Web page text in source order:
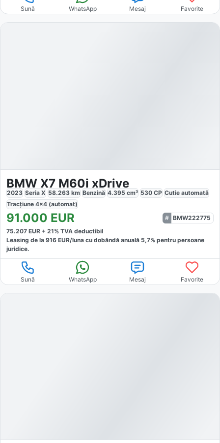
Sună WhatsApp Mesaj Favorite
BMW X7 M60i xDrive
2023 Seria X 58.263 km Benzină 4.395 cm³ 530 CP Cutie automată
Tracțiune 4x4 (automat)
91.000 EUR
BMW222775
75.207 EUR + 21% TVA deductibil
Leasing de la 916 EUR/luna cu dobăndă anuală 5,7% pentru persoane
juridice.
Sună WhatsApp Mesaj Favorite